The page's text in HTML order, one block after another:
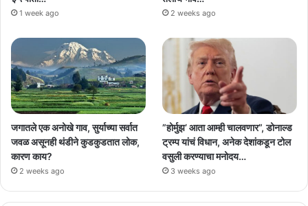
1 week ago 2 weeks ago
जगातले एक अनोखे गाव, सुर्याच्या सर्वात
जवळ असूनही थंडीने कुडकुडतात लोक,
कारण काय?
2 weeks ago
”होर्मुझ’ आता आम्ही चालवणार”, डोनाल्ड
ट्रम्प यांचं विधान, अनेक देशांकडून टोल
वसुली करण्याचा मनोदय…
3 weeks ago